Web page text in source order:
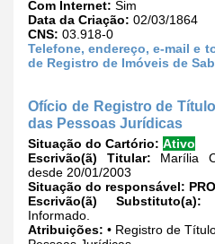
Com Internet: Sim
Data da Criação: 02/03/1864
CNS: 03.918-0
Telefone, endereço, e-mail e
de Registro de Imóveis de
Ofício de Registro de
das Pessoas Jurídicas
Situação do Cartório: Ativo
Escrivão(ã) Titular: Marília
desde 20/01/2003
Situação do responsável:
Escrivão(ã) Substituto(a):
Informado.
Atribuições: • Registro de